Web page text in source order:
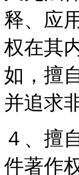
释、应
权在其
如，擅
并追求
４、擅
件著作